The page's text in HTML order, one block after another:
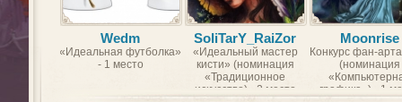
Wedm
«Идеальная футболка»
- 1 место
SoliTarY_RaiZor
«Идеальный мастер
кисти» (номинация
«Традиционное
искусство) - 2 место
Moonrise
Конкурс фан-
(номинация
графика») - 1